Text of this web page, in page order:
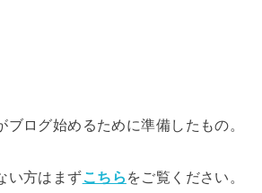
ブログ始めるために準備したもの。
い方はまずこちら をご覧ください。